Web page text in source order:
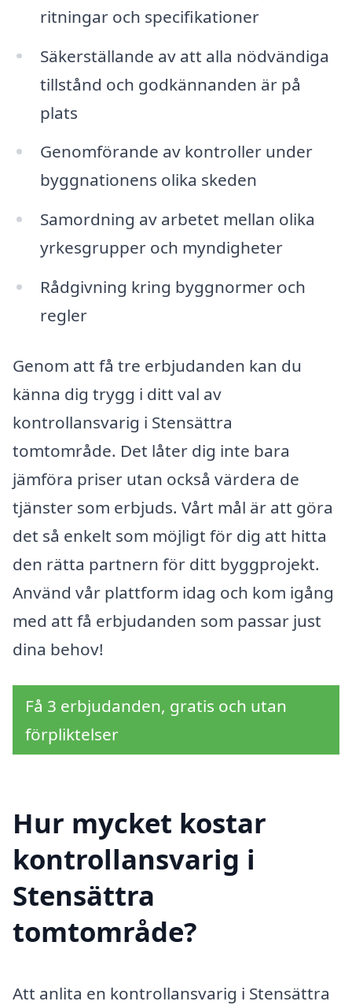
ritningar och specifikationer
Säkerställande av att alla nödvändiga
tillstånd och godkännanden är på
plats
Genomförande av kontroller under
byggnationens olika skeden
Samordning av arbetet mellan olika
yrkesgrupper och myndigheter
Rådgivning kring byggnormer och
regler
Genom att få tre erbjudanden kan du
känna dig trygg i ditt val av
kontrollansvarig i Stensättra
tomtområde. Det låter dig inte bara
jämföra priser utan också värdera de
tjänster som erbjuds. Vårt mål är att göra
det så enkelt som möjligt för dig att hitta
den rätta partnern för ditt byggprojekt.
Använd vår plattform idag och kom igång
med att få erbjudanden som passar just
dina behov!
Få 3 erbjudanden, gratis och utan
förpliktelser
Hur mycket kostar
kontrollansvarig i
Stensättra
tomtområde?
Att anlita en kontrollansvarig i Stensättra